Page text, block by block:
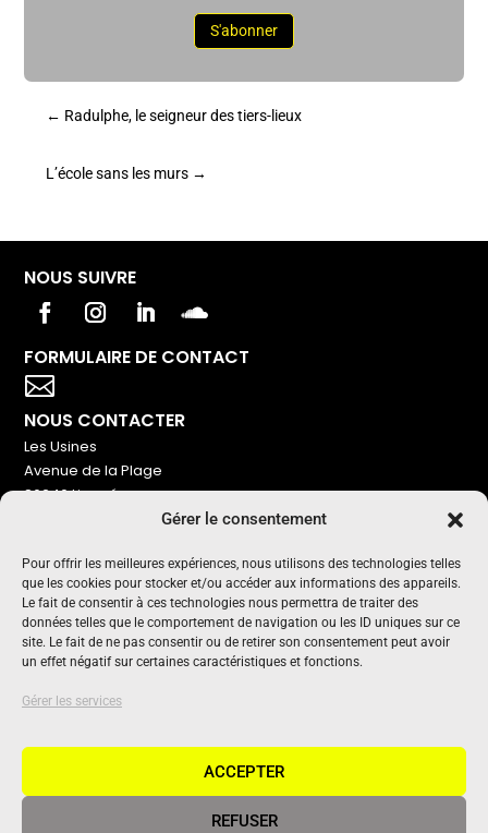
Gérer le consentement
Pour offrir les meilleures expériences, nous utilisons des technologies telles
que les cookies pour stocker et/ou accéder aux informations des appareils.
Le fait de consentir à ces technologies nous permettra de traiter des
données telles que le comportement de navigation ou les ID uniques sur ce
site. Le fait de ne pas consentir ou de retirer son consentement peut avoir
un effet négatif sur certaines caractéristiques et fonctions.
Gérer les services
ACCEPTER
REFUSER
S'abonner
← Radulphe, le seigneur des tiers-lieux
L’école sans les murs →
NOUS SUIVRE
FORMULAIRE DE CONTACT

NOUS CONTACTER
Les Usines
Avenue de la Plage
86240 Ligugé
NOUS SOUTENIR
Pour maintenir un média indépendant, gratuit et sans
publicité
Oui !